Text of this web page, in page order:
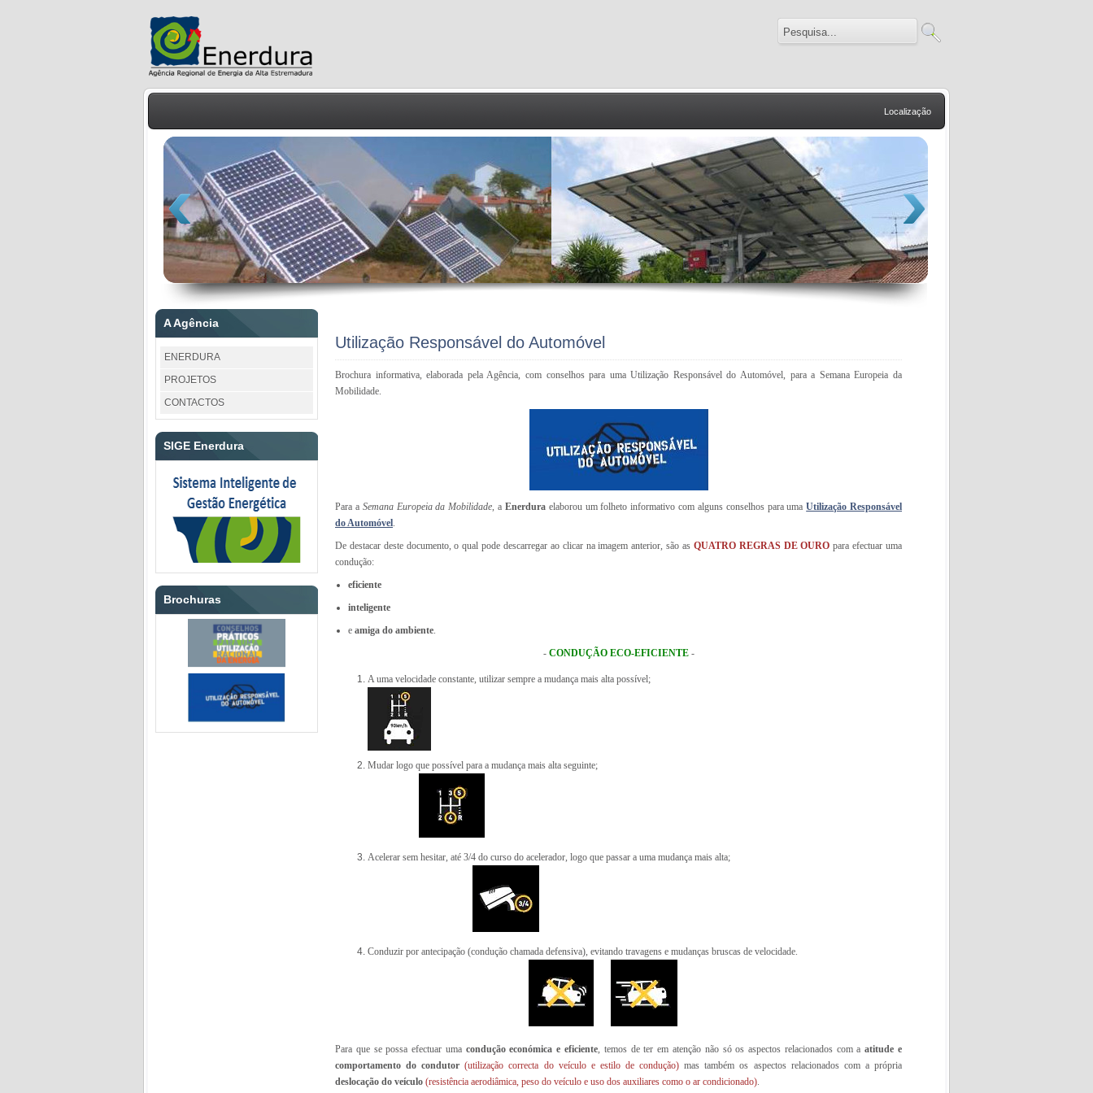
Localização
A Agência
ENERDURA
PROJETOS
CONTACTOS
SIGE Enerdura
Brochuras
Utilização Responsável do Automóvel
Brochura informativa, elaborada pela Agência, com conselhos para uma Utilização Responsável do Automóvel, para a Semana Europeia da
Mobilidade.
Para a Semana Europeia da Mobilidade, a Enerduraelaborou um folheto informativo com alguns conselhos para umaUtilização Responsável
do Automóvel.
De destacar deste documento, o qual pode descarregar ao clicar na imagem anterior, são as QUATRO REGRAS DE OURO para efectuar uma
condução:
eficiente
inteligente
e amiga do ambiente.
- CONDUÇÃO ECO-EFICIENTE-
A uma velocidade constante, utilizar sempre a mudança mais alta possível;
Mudar logo que possível para a mudança mais alta seguinte;
Acelerar sem hesitar, até 3/4 do curso do acelerador, logo que passar a uma mudança mais alta;
Conduzir por antecipação (condução chamada defensiva), evitando travagens e mudanças bruscas de velocidade.
Para que se possa efectuar uma condução económica e eficiente, temos de ter em atenção não só os aspectos relacionados com aatitude e
comportamento do condutor(utilização correcta do veículo e estilo de condução) mas também os aspectos relacionados com a própria
deslocação do veículo (resistência aerodiâmica, peso do veículo e uso dos auxiliares como o ar condicionado).